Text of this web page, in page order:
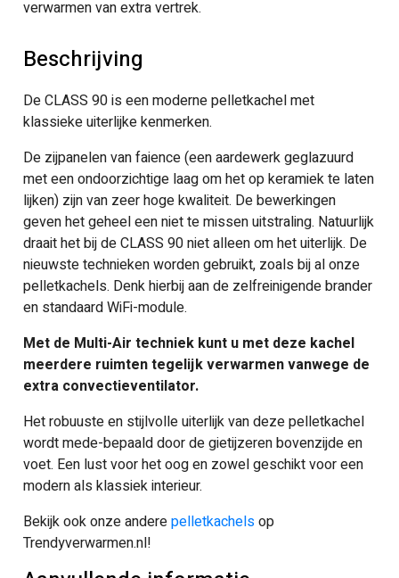
verwarmen van extra vertrek.
Beschrijving
De CLASS 90 is een moderne pelletkachel met
klassieke uiterlijke kenmerken.
De zijpanelen van faience (een aardewerk geglazuurd
met een ondoorzichtige laag om het op keramiek te laten
lijken) zijn van zeer hoge kwaliteit. De bewerkingen
geven het geheel een niet te missen uitstraling. Natuurlijk
draait het bij de CLASS 90 niet alleen om het uiterlijk. De
nieuwste technieken worden gebruikt, zoals bij al onze
pelletkachels. Denk hierbij aan de zelfreinigende brander
en standaard WiFi-module.
Met de Multi-Air techniek kunt u met deze kachel
meerdere ruimten tegelijk verwarmen vanwege de
extra convectieventilator.
Het robuuste en stijlvolle uiterlijk van deze pelletkachel
wordt mede-bepaald door de gietijzeren bovenzijde en
voet. Een lust voor het oog en zowel geschikt voor een
modern als klassiek interieur.
Bekijk ook onze anderepelletkachelsop
Trendyverwarmen.nl!